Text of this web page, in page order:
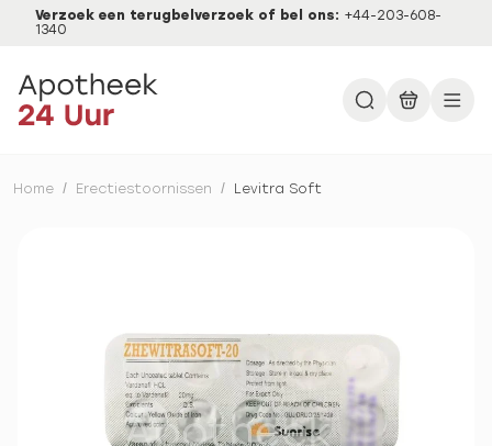
Verzoek een terugbelverzoek of bel ons: +44-203-608-
1340
Home / Erectiestoornissen / Levitra Soft